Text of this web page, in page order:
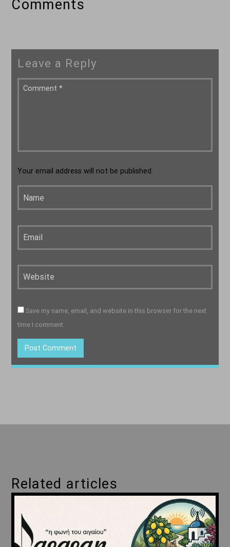
Comments
Leave a Reply
Your email address will not be published.
Save my name, email, and website in this browser for the next
time I comment.
Related articles